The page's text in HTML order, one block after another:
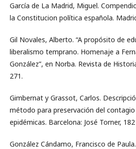
García de La Madrid, Miguel.
la Constitucion política española.
Gil Novales, Alberto. “A propósito de
liberalismo temprano. Homenaje a
González”, en Norba. Revista de
271.
Gimbernat y Grassot, Carlos.
método para preservación del
epidémicas. Barcelona: José Torner,
González Cándamo, Francisco de